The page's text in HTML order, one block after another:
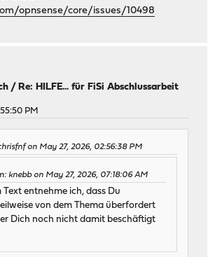
opnsense/core/issues/10498
/Re: HILFE... für FiSi Abschlussarbeit
PM
on May 27, 2026, 02:56:38 PM
knebb on May 27, 2026, 07:18:06 AM
Text entnehme ich, dass Du
von dem Thema überfordert
Dich noch nicht damit beschäftigt